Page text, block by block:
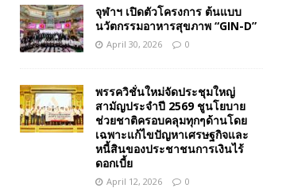
จุฬาฯ เปิดตัวโครงการ ต้นแบบ
นวัตกรรมอาหารสุขภาพ “GIN-D”
April 30, 2026 0
พรรควิชั่นใหม่จัดประชุมใหญ่
สามัญประจำปี 2569 ชูนโยบาย
ช่วยชาติครอบคลุมทุกๆด้านโดย
เฉพาะแก้ไขปัญหาเศรษฐกิจและ
หนี้สินของประชาชนการเงินไร้
ดอกเบี้ย
April 12, 2026 0